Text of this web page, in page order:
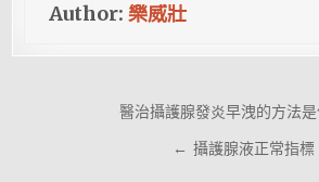
Author:樂威壯
醫治攝護腺發炎早洩的方法
← 攝護腺液正常指標